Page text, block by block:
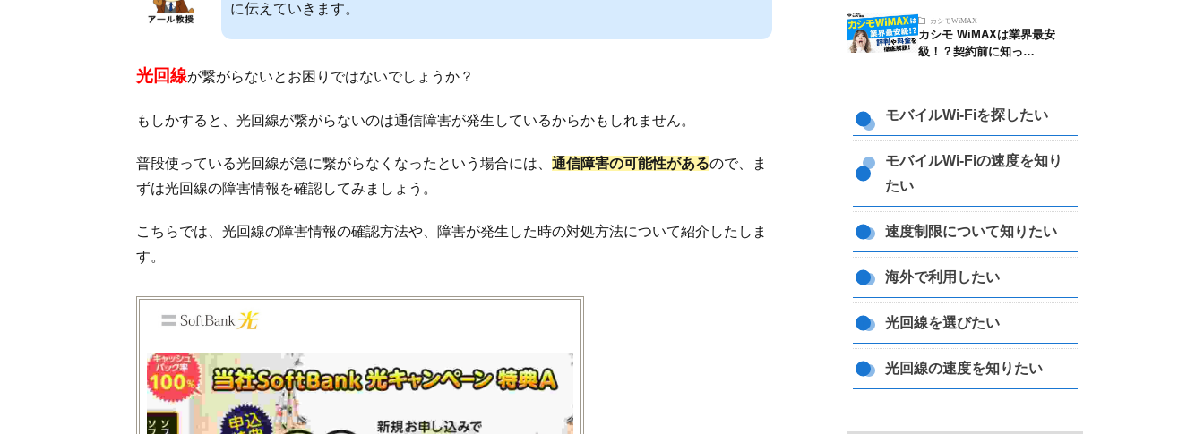
に伝えていきます。
光回線が繋がらないとお困りではないでしょうか？
もしかすると、光回線が繋がらないのは通信障害が発生しているからかもしれません。
普段使っている光回線が急に繋がらなくなったという場合には、 通信障害の可能性があるので、ま
ずは光回線の障害情報を確認してみましょう。
こちらでは、光回線の障害情報の確認方法や、障害が発生した時の対処方法について紹介したしま
す。
カシモWiMAX
カシモ WiMAXは業界最安
級！？契約前に知っ…
モバイルWi-Fiを探したい
モバイルWi-Fiの速度を知り
たい
速度制限について知りたい
海外で利用したい
光回線を選びたい
光回線の速度を知りたい